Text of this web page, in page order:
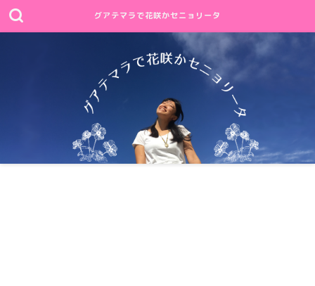
グアテマラで花咲かセニョリータ